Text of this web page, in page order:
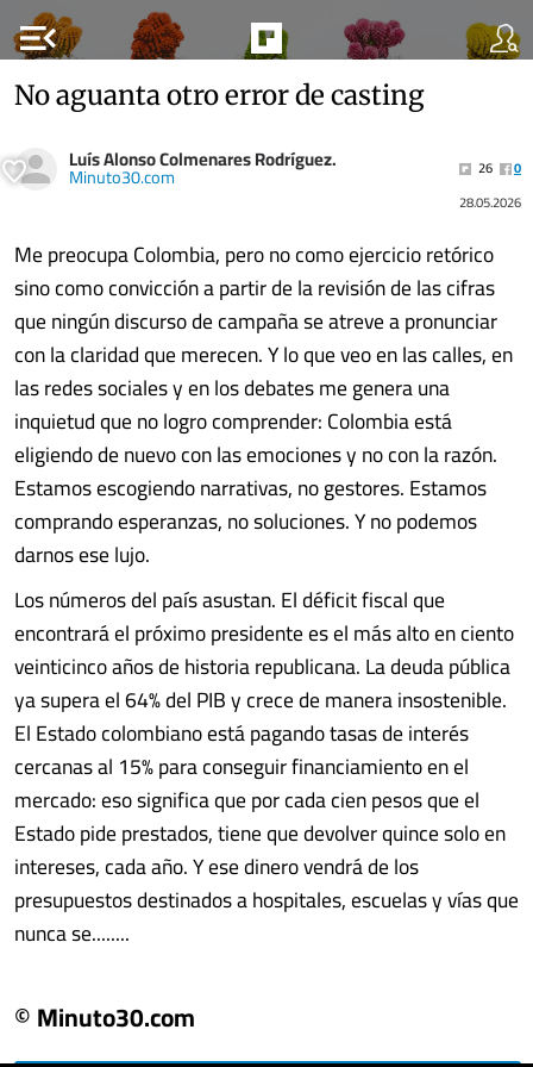
menu_open
No aguanta otro error de casting
Luís Alonso Colmenares Rodríguez.
Minuto30.com 26
0
28.05.2026
Me preocupa Colombia, pero no como ejercicio retórico
sino como convicción a partir de la revisión de las cifras
que ningún discurso de campaña se atreve a pronunciar
con la claridad que merecen. Y lo que veo en las calles, en
las redes sociales y en los debates me genera una
inquietud que no logro comprender: Colombia está
eligiendo de nuevo con las emociones y no con la razón.
Estamos escogiendo narrativas, no gestores. Estamos
comprando esperanzas, no soluciones. Y no podemos
darnos ese lujo.
Los números del país asustan. El déficit fiscal que
encontrará el próximo presidente es el más alto en ciento
veinticinco años de historia republicana. La deuda pública
ya supera el 64% del PIB y crece de manera insostenible.
El Estado colombiano está pagando tasas de interés
cercanas al 15% para conseguir financiamiento en el
mercado: eso significa que por cada cien pesos que el
Estado pide prestados, tiene que devolver quince solo en
intereses, cada año. Y ese dinero vendrá de los
presupuestos destinados a hospitales, escuelas y vías que
nunca se........
© Minuto30.com